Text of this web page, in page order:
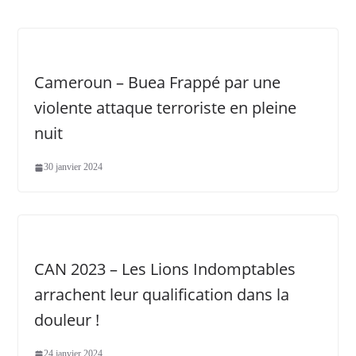
Cameroun – Buea Frappé par une
violente attaque terroriste en pleine
nuit
30 janvier 2024
CAN 2023 – Les Lions Indomptables
arrachent leur qualification dans la
douleur !
24 janvier 2024